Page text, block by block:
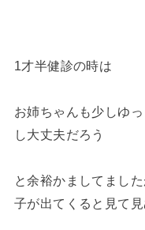
1才半健診の時は
お姉ちゃんも少しゆ
し大丈夫だろう
と余裕かましてまし
子が出てくると見て見